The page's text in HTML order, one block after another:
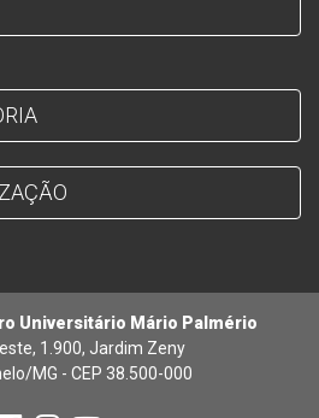
Universitário Mário Palmério
1.900, Jardim Zeny
MG - CEP 38.500-000